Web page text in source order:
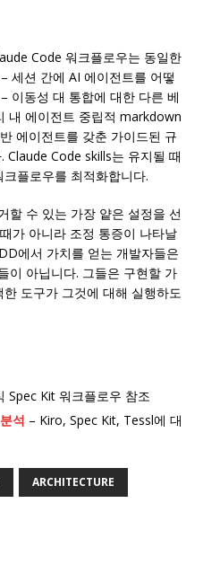
Code 워크플로우는 동일한
세션 간에 AI 에이전트를 어떻
이동성 대 통합에 대한 다른 베
내 에이전트 중립적 markdown
에이전트를 갖춘 가이드된 규
Claude Code skills는 유지될 때
플로우를 최적화합니다.
할 수 있는 가장 얕은 설정을 선
가 아니라 조정 통증이 나타날
에서 가치를 얻는 개발자들은
이 아닙니다. 그들은 구현할 가
도구가 그것에 대해 실행하도
Spec Kit 워크플로우 참조
석 – Kiro, Spec Kit, Tessl에 대
ARCHITECTURE